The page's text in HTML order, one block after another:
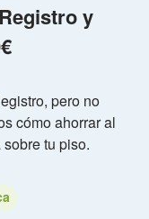
y
pero no
cómo ahorrar al
tu piso.